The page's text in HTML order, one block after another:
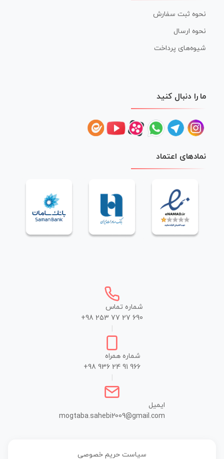
نحوه ثبت سفارش
نحوه ارسال
شیوه‌های پرداخت
ما را دنبال کنید
نمادهای اعتماد
شماره تماس
+98 253 77 27 690
شماره همراه
+98 936 24 91 966
ایمیل
mogtaba.sahebi2009@gmail.com
سیاست حریم خصوصی